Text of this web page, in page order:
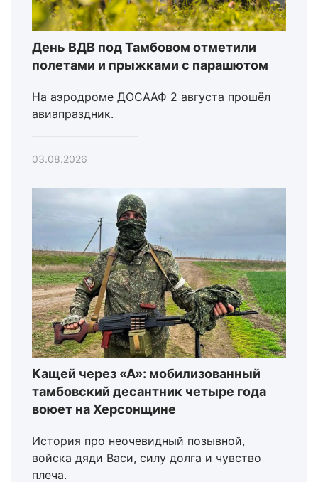
День ВДВ под Тамбовом отметили
полетами и прыжками с парашютом
На аэродроме ДОСААФ 2 августа прошёл
авиапраздник.
03.08.2026
Кащей через «А»: мобилизованный
тамбовский десантник четыре года
воюет на Херсонщине
История про неочевидный позывной,
войска дяди Васи, силу долга и чувство
плеча.